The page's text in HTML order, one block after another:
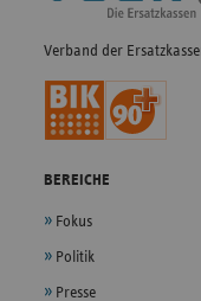
Verband der
BEREICHE
Fokus
Politik
Presse